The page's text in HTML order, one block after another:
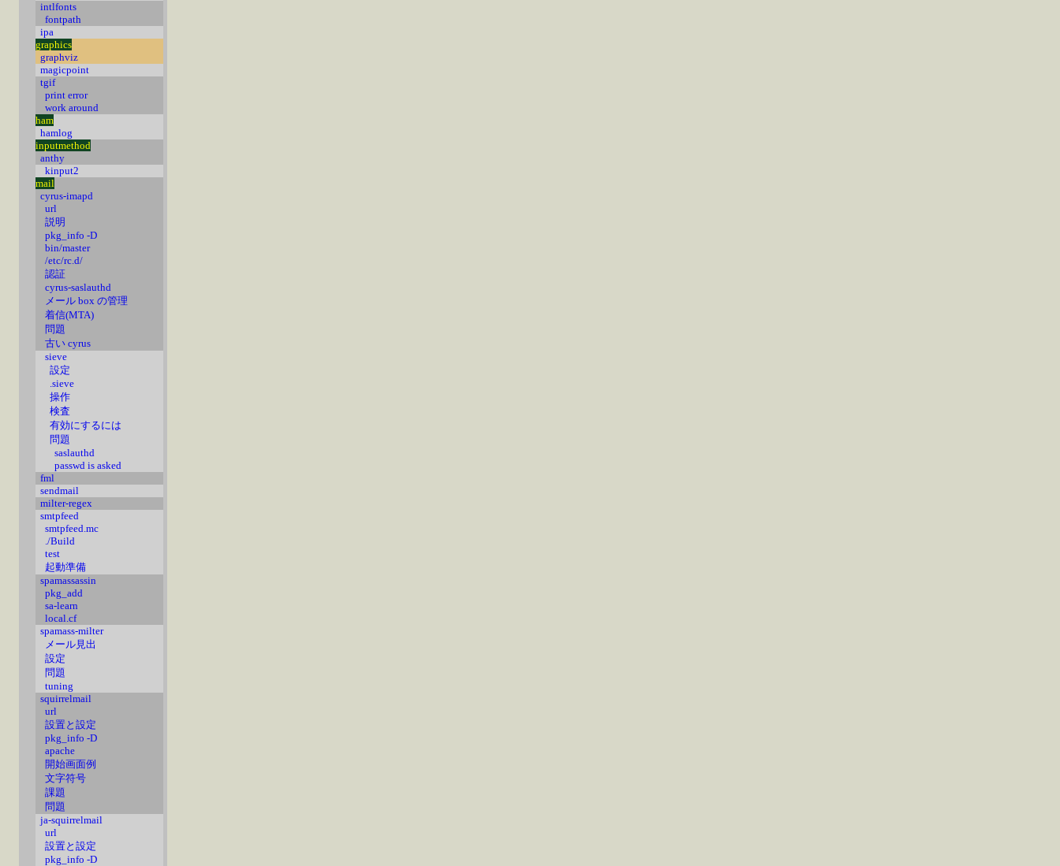
intlfonts
fontpath
ipa
graphics
graphviz
magicpoint
tgif
print error
work around
ham
hamlog
inputmethod
anthy
kinput2
mail
cyrus-imapd
url
説明
pkg_info -D
bin/master
/etc/rc.d/
認証
cyrus-saslauthd
メール box の管理
着信(MTA)
問題
古い cyrus
sieve
設定
.sieve
操作
検査
有効にするには
問題
saslauthd
passwd is asked
fml
sendmail
milter-regex
smtpfeed
smtpfeed.mc
./Build
test
起動準備
spamassassin
pkg_add
sa-learn
local.cf
spamass-milter
メール見出
設定
問題
tuning
squirrelmail
url
設置と設定
pkg_info -D
apache
開始画面例
文字符号
課題
問題
ja-squirrelmail
url
設置と設定
pkg_info -D